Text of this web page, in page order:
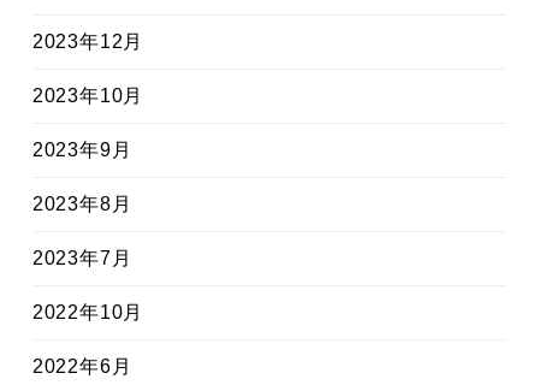
2023年12月
2023年10月
2023年9月
2023年8月
2023年7月
2022年10月
2022年6月